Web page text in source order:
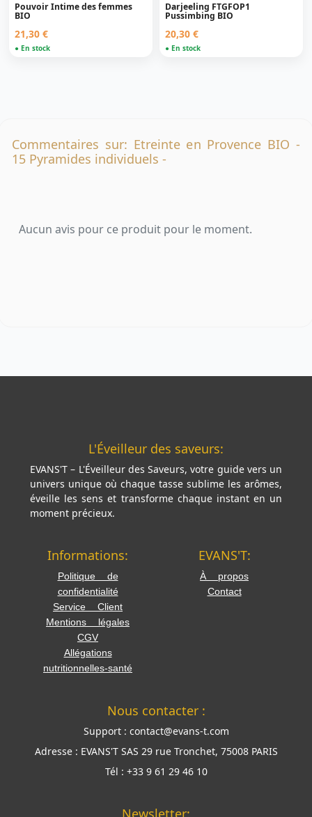
Pouvoir Intime des femmes
BIO
21,30 €
● En stock
Darjeeling FTGFOP1
Pussimbing BIO
20,30 €
● En stock
Commentaires sur: Etreinte en Provence BIO -
15 Pyramides individuels -
Aucun avis pour ce produit pour le moment.
L'Éveilleur des saveurs:
EVANS'T – L'Éveilleur des Saveurs, votre guide vers un
univers unique où chaque tasse sublime les arômes,
éveille les sens et transforme chaque instant en un
moment précieux.
Informations:
Politique de
confidentialité
Service Client
Mentions légales
CGV
Allégations
nutritionnelles-santé
EVANS'T:
À propos
Contact
Nous contacter :
Support : contact@evans-t.com
Adresse : EVANS'T SAS 29 rue Tronchet, 75008 PARIS
Tél : +33 9 61 29 46 10
Newsletter: